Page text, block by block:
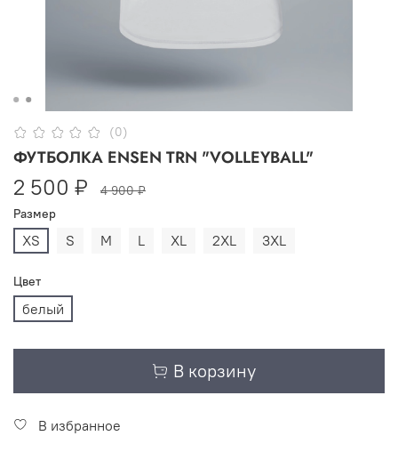
(0)
ФУТБОЛКА ENSEN TRN "VOLLEYBALL"
2 500 ₽
4 900 ₽
Размер
XS S M L XL 2XL 3XL
Цвет
белый
В корзину
В избранное